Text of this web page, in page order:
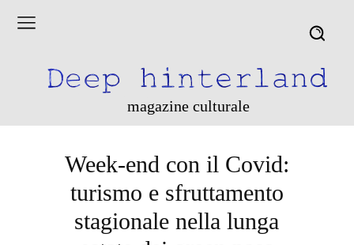
magazine culturale
Week-end con il Covid:
turismo e sfruttamento
stagionale nella lunga